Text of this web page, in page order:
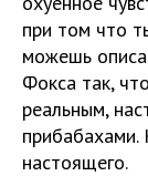
при том что
можешь
Фокса так,
реальным,
настоящего.